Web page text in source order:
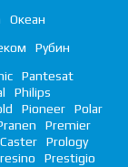
Океан
Рубин
Pantesat
Philips
Pioneer
Polar
Premier
Prology
Prestigio